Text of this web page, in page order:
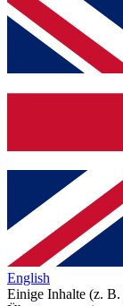
English
Einige Inhalte (z.